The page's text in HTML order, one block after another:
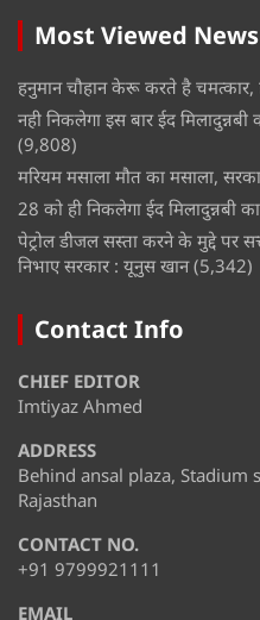
Most Viewed News
हनुमान चौहान केरू करते है चमत्कार,
नही निकलेगा इस बार ईद
(9,808)
मरियम मसाला मौत का मसाला,
28 को ही निकलेगा ईद मिलादुन्नबी
पेट्रोल डीजल सस्ता करने के मुद्दे पर
निभाए सरकार : यूनुस खान (5,342)
Contact Info
CHIEF EDITOR
Imtiyaz Ahmed
ADDRESS
Behind ansal plaza, Stadium
Rajasthan
CONTACT NO.
+91 9799921111
EMAIL